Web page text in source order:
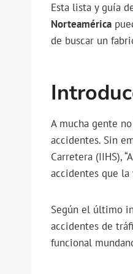
Esta lista y guía
Norteamérica
de buscar un
A mucha gente
accidentes. Sin
Carretera (IIHS),
accidentes que la
Según el último
accidentes de
funcional